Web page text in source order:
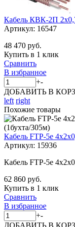
Кабель КВК-2П
Артикул: 16547
48 470 руб.
Купить в 1 клик
Сравнить
В избранное
+-
ДОБАВИТЬ В
left right
Похожие товары
Кабель FTP-5е
Артикул: 15936
Кабель FTP-5е
62 860 руб.
Купить в 1 клик
Сравнить
В избранное
+-
ДОБАВИТЬ В